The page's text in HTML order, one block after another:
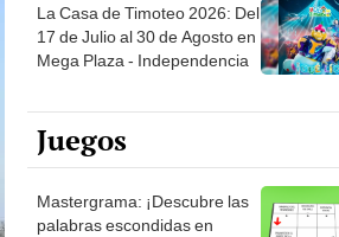
La Casa de Timoteo 2026: Del
17 de Julio al 30 de Agosto en
Mega Plaza - Independencia
Juegos
Mastergrama: ¡Descubre las
palabras escondidas en